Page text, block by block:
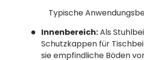
Typische
Innenbereich:Als
Schutzkappen für
sie empfindliche Böden